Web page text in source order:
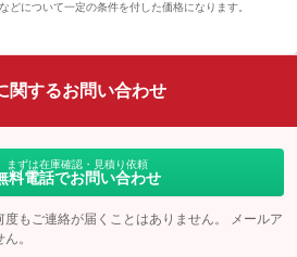
どについて一定の条件を付した価格になります。
関するお問い合わせ
まずは在庫確認・見積り依頼
料電話でお問い合わせ
もご連絡が届くことはありません。 メールア
。